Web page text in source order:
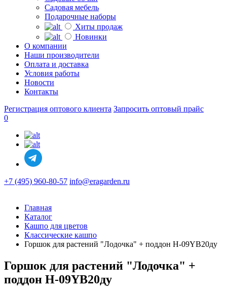
Садовая мебель
Подарочные наборы
Хиты продаж
Новинки
О компании
Наши производители
Оплата и доставка
Условия работы
Новости
Контакты
Регистрация оптового клиента Запросить оптовый прайс
0
+7 (495) 960-80-57 info@eragarden.ru
Главная
Каталог
Кашпо для цветов
Классические кашпо
Горшок для растений "Лодочка" + поддон H-09YB20ду
Горшок для растений "Лодочка" +
поддон H-09YB20ду